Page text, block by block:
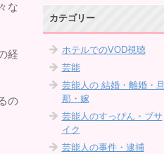
な
経
の
カテゴリー
ホテルでのVOD視聴
芸能
芸能人の 結婚・離婚・旦
那・嫁
芸能人のすっぴん・ブサ
イク
芸能人の事件・逮捕